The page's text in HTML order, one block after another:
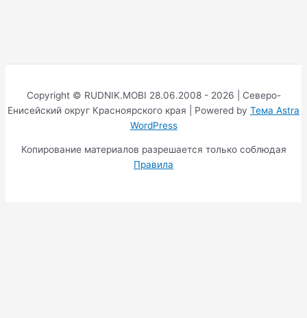
Copyright © RUDNIK.MOBI 28.06.2008 - 2026 | Северо-
Енисейский округ Красноярского края | Powered by Тема Astra
WordPress
Копирование материалов разрешается только соблюдая
Правила